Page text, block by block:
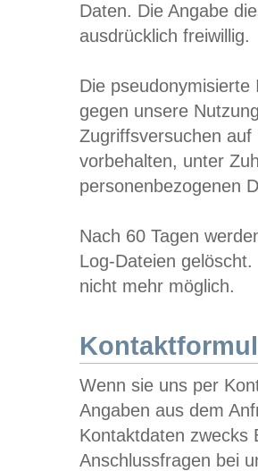
Daten. Die Angabe
ausdrücklich freiwillig.
Die
gegen unsere
Zugriffsversuchen
vorbehalten, unter
personenbezogenen
Nach 60 Tagen
Log-Dateien
nicht mehr möglich.
Wenn sie uns per
Angaben aus dem
Kontaktdaten zwecks
Anschlussfragen bei